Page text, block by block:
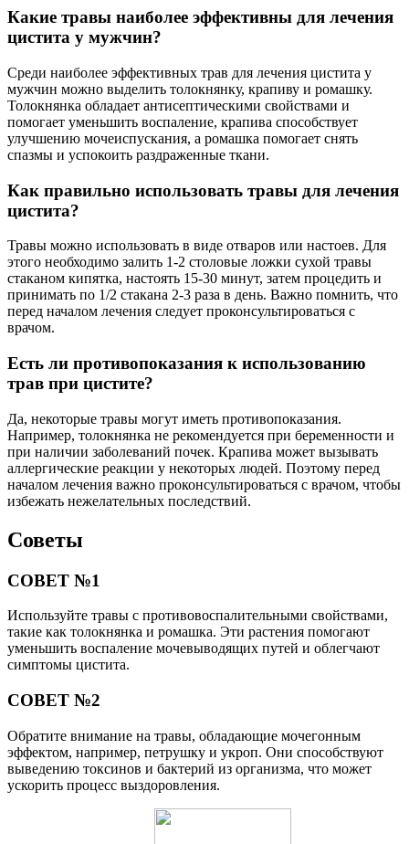
Какие травы наиболее эффективны для лечения
цистита у мужчин?
Среди наиболее эффективных трав для лечения цистита у
мужчин можно выделить толокнянку, крапиву и ромашку.
Толокнянка обладает антисептическими свойствами и
помогает уменьшить воспаление, крапива способствует
улучшению мочеиспускания, а ромашка помогает снять
спазмы и успокоить раздраженные ткани.
Как правильно использовать травы для лечения
цистита?
Травы можно использовать в виде отваров или настоев. Для
этого необходимо залить 1-2 столовые ложки сухой травы
стаканом кипятка, настоять 15-30 минут, затем процедить и
принимать по 1/2 стакана 2-3 раза в день. Важно помнить, что
перед началом лечения следует проконсультироваться с
врачом.
Есть ли противопоказания к использованию
трав при цистите?
Да, некоторые травы могут иметь противопоказания.
Например, толокнянка не рекомендуется при беременности и
при наличии заболеваний почек. Крапива может вызывать
аллергические реакции у некоторых людей. Поэтому перед
началом лечения важно проконсультироваться с врачом, чтобы
избежать нежелательных последствий.
Советы
СОВЕТ №1
Используйте травы с противовоспалительными свойствами,
такие как толокнянка и ромашка. Эти растения помогают
уменьшить воспаление мочевыводящих путей и облегчают
симптомы цистита.
СОВЕТ №2
Обратите внимание на травы, обладающие мочегонным
эффектом, например, петрушку и укроп. Они способствуют
выведению токсинов и бактерий из организма, что может
ускорить процесс выздоровления.